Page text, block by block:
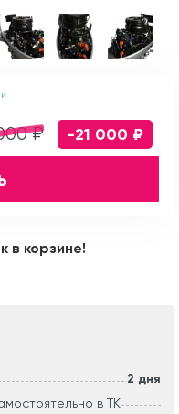
₽ -21 000 ₽
в корзине!
2 дня
в ТК